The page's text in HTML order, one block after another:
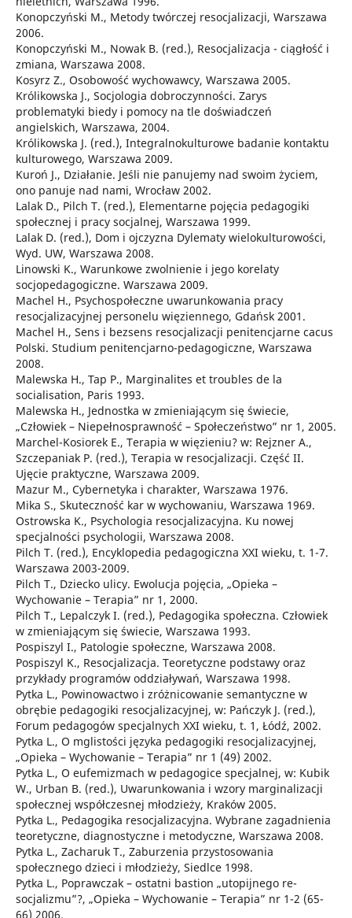
Konopczyński M., Metody twórczej resocjalizacji, Warszawa
2006.
Konopczyński M., Nowak B. (red.), Resocjalizacja - ciągłość i
zmiana, Warszawa 2008.
Kosyrz Z., Osobowość wychowawcy, Warszawa 2005.
Królikowska J., Socjologia dobroczynności. Zarys
problematyki biedy i pomocy na tle doświadczeń
angielskich, Warszawa, 2004.
Królikowska J. (red.), Integralnokulturowe badanie kontaktu
kulturowego, Warszawa 2009.
Kuroń J., Działanie. Jeśli nie panujemy nad swoim życiem,
ono panuje nad nami, Wrocław 2002.
Lalak D., Pilch T. (red.), Elementarne pojęcia pedagogiki
społecznej i pracy socjalnej, Warszawa 1999.
Lalak D. (red.), Dom i ojczyzna Dylematy wielokulturowości,
Wyd. UW, Warszawa 2008.
Linowski K., Warunkowe zwolnienie i jego korelaty
socjopedagogiczne. Warszawa 2009.
Machel H., Psychospołeczne uwarunkowania pracy
resocjalizacyjnej personelu więziennego, Gdańsk 2001.
Machel H., Sens i bezsens resocjalizacji penitencjarne cacus
Polski. Studium penitencjarno-pedagogiczne, Warszawa
2008.
Malewska H., Tap P., Marginalites et troubles de la
socialisation, Paris 1993.
Malewska H., Jednostka w zmieniającym się świecie,
„Człowiek – Niepełnosprawność – Społeczeństwo” nr 1, 2005.
Marchel-Kosiorek E., Terapia w więzieniu? w: Rejzner A.,
Szczepaniak P. (red.), Terapia w resocjalizacji. Część II.
Ujęcie praktyczne, Warszawa 2009.
Mazur M., Cybernetyka i charakter, Warszawa 1976.
Mika S., Skuteczność kar w wychowaniu, Warszawa 1969.
Ostrowska K., Psychologia resocjalizacyjna. Ku nowej
specjalności psychologii, Warszawa 2008.
Pilch T. (red.), Encyklopedia pedagogiczna XXI wieku, t. 1-7.
Warszawa 2003-2009.
Pilch T., Dziecko ulicy. Ewolucja pojęcia, „Opieka –
Wychowanie – Terapia” nr 1, 2000.
Pilch T., Lepalczyk I. (red.), Pedagogika społeczna. Człowiek
w zmieniającym się świecie, Warszawa 1993.
Pospiszyl I., Patologie społeczne, Warszawa 2008.
Pospiszyl K., Resocjalizacja. Teoretyczne podstawy oraz
przykłady programów oddziaływań, Warszawa 1998.
Pytka L., Powinowactwo i zróżnicowanie semantyczne w
obrębie pedagogiki resocjalizacyjnej, w: Pańczyk J. (red.),
Forum pedagogów specjalnych XXI wieku, t. 1, Łódź, 2002.
Pytka L., O mglistości języka pedagogiki resocjalizacyjnej,
„Opieka – Wychowanie – Terapia” nr 1 (49) 2002.
Pytka L., O eufemizmach w pedagogice specjalnej, w: Kubik
W., Urban B. (red.), Uwarunkowania i wzory marginalizacji
społecznej współczesnej młodzieży, Kraków 2005.
Pytka L., Pedagogika resocjalizacyjna. Wybrane zagadnienia
teoretyczne, diagnostyczne i metodyczne, Warszawa 2008.
Pytka L., Zacharuk T., Zaburzenia przystosowania
społecznego dzieci i młodzieży, Siedlce 1998.
Pytka L., Poprawczak – ostatni bastion „utopijnego re-
socjalizmu”?, „Opieka – Wychowanie – Terapia” nr 1-2 (65-
66) 2006.